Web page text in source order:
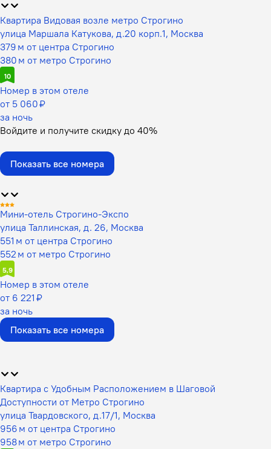
Квартира Видовая возле метро Строгино
улица Маршала Катукова, д.20 корп.1, Москва
379 м от центра Строгино
380 м от метро Строгино
10
Номер в этом отеле
от 5 060 ₽
за ночь
Войдите и получите скидку до 40%
Показать все номера
Мини-отель Строгино-Экспо
улица Таллинская, д. 26, Москва
551 м от центра Строгино
552 м от метро Строгино
5,9
Номер в этом отеле
от 6 221 ₽
за ночь
Показать все номера
Квартира с Удобным Расположением в Шаговой
Доступности от Метро Строгино
улица Твардовского, д.17/1, Москва
956 м от центра Строгино
958 м от метро Строгино